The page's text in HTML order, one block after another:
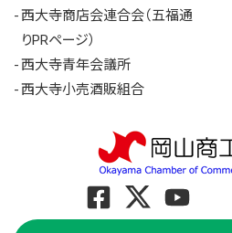
西大寺商店会連合会（五福通
りPRページ）
西大寺青年会議所
西大寺小売酒販組合